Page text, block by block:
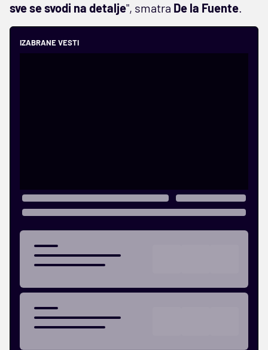
sve se svodi na detalje", smatra De la Fuente.
IZABRANE VESTI